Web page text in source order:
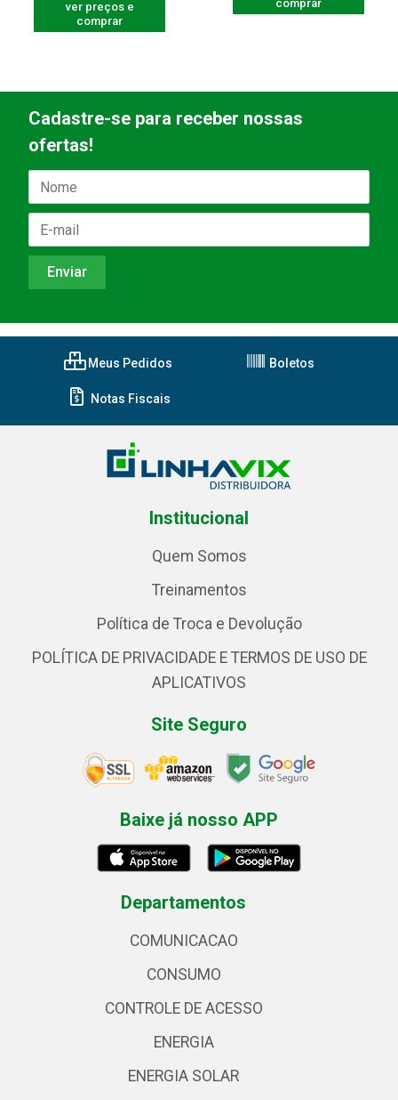
ver preços e
comprar
comprar
Cadastre-se para receber nossas
ofertas!
Meus Pedidos Boletos
Notas Fiscais
Institucional
Quem Somos
Treinamentos
Política de Troca e Devolução
POLÍTICA DE PRIVACIDADE E TERMOS DE USO DE
APLICATIVOS
Site Seguro
Baixe já nosso APP
Departamentos
COMUNICACAO
CONSUMO
CONTROLE DE ACESSO
ENERGIA
ENERGIA SOLAR